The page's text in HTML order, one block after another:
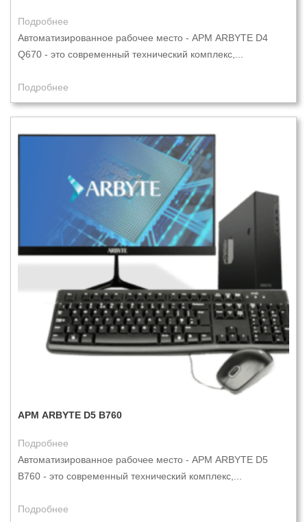
Подробнее
Автоматизированное рабочее место - АРМ ARBYTE D4
Q670 - это современный технический комплекс,...
Подробнее
АРМ ARBYTE D5 B760
Подробнее
Автоматизированное рабочее место - АРМ ARBYTE D5
B760 - это современный технический комплекс,...
Подробнее